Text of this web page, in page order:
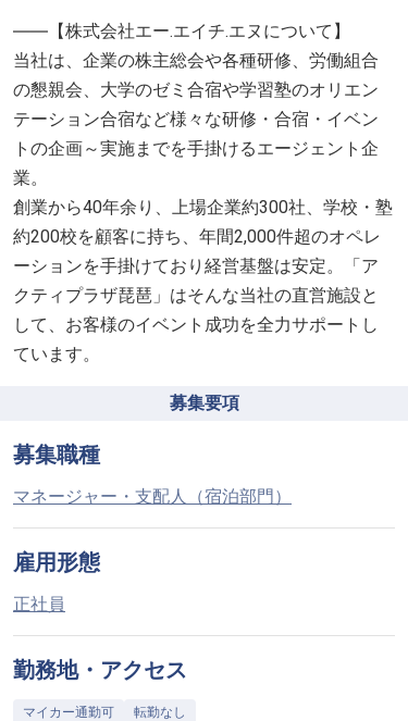
――【株式会社エー.エイチ.エヌについて】
当社は、企業の株主総会や各種研修、労働組合
の懇親会、大学のゼミ合宿や学習塾のオリエン
テーション合宿など様々な研修・合宿・イベン
トの企画～実施までを手掛けるエージェント企
業。
創業から40年余り、上場企業約300社、学校・塾
約200校を顧客に持ち、年間2,000件超のオペレ
ーションを手掛けており経営基盤は安定。「ア
クティプラザ琵琶」はそんな当社の直営施設と
して、お客様のイベント成功を全力サポートし
ています。
募集要項
募集職種
マネージャー・支配人（宿泊部門）
雇用形態
正社員
勤務地・アクセス
マイカー通勤可 転勤なし